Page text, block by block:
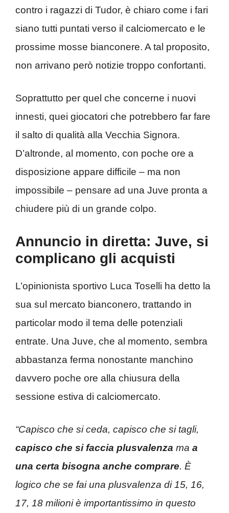
contro i ragazzi di Tudor, è chiaro come i fari
siano tutti puntati verso il calciomercato e le
prossime mosse bianconere. A tal proposito,
non arrivano però notizie troppo confortanti.
Soprattutto per quel che concerne i nuovi
innesti, quei giocatori che potrebbero far fare
il salto di qualità alla Vecchia Signora.
D’altronde, al momento, con poche ore a
disposizione appare difficile – ma non
impossibile – pensare ad una Juve pronta a
chiudere più di un grande colpo.
Annuncio in diretta: Juve, si
complicano gli acquisti
L’opinionista sportivo Luca Toselli ha detto la
sua sul mercato bianconero, trattando in
particolar modo il tema delle potenziali
entrate. Una Juve, che al momento, sembra
abbastanza ferma nonostante manchino
davvero poche ore alla chiusura della
sessione estiva di calciomercato.
“Capisco che si ceda, capisco che si tagli,
capisco che si faccia plusvalenza ma a
una certa bisogna anche comprare. È
logico che se fai una plusvalenza di 15, 16,
17, 18 milioni è importantissimo in questo